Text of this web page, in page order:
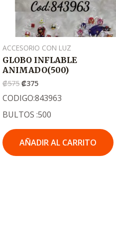
ACCESORIO CON LUZ
GLOBO INFLABLE
ANIMADO(500)
₡575 ₡375
CODIGO:843963
BULTOS :500
AÑADIR AL CARRITO